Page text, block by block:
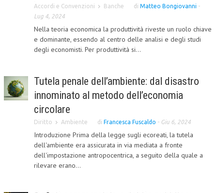
ECONOMIA DELL’ARTE
INTERNAZIONALIZZAZIONE
HUMAN RESOURCES
MARKETING
TREASURY IN FINANCIAL SERVICES
RISK MANAGEMENT
SVILUPPO SOSTENIBILE
PERSONA E CITTÀ
Accordi e Convenzioni Banche di Matteo Bongiovanni -
Lug 4, 2024
Nella teoria economica la produttività riveste un ruolo chiave
e dominante, essendo al centro delle analisi e degli studi
degli economisti. Per produttività si...
Tutela penale dell’ambiente: dal disastro
innominato al metodo dell’economia
circolare
Diritto Ambiente di Francesca Fuscaldo - Giu 6, 2024
Introduzione Prima della legge sugli ecoreati, la tutela
dell'ambiente era assicurata in via mediata a fronte
dell'impostazione antropocentrica, a seguito della quale a
rilevare erano...